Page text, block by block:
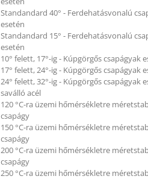
Standandard 40° - Ferdehatásvonalú
esetén
Standandard 15° - Ferdehatásvonalú
esetén
10° felett, 17°-ig - Kúpgörgős csapágyak
17° felett, 24°-ig - Kúpgörgős csapágyak
24° felett, 32°-ig - Kúpgörgős csapágyak
saválló acél
120 °C-ra üzemi hőmérsékletre
csapágy
150 °C-ra üzemi hőmérsékletre
csapágy
200 °C-ra üzemi hőmérsékletre
csapágy
250 °C-ra üzemi hőmérsékletre